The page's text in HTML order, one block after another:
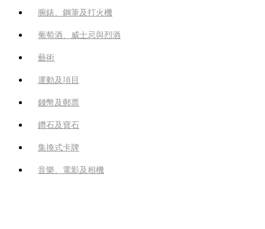
腕錶、鋼筆及打火機
葡萄酒、威士忌與烈酒
藝術
運動及項目
錢幣及郵票
鑽石及寶石
集換式卡牌
音樂、電影及相機